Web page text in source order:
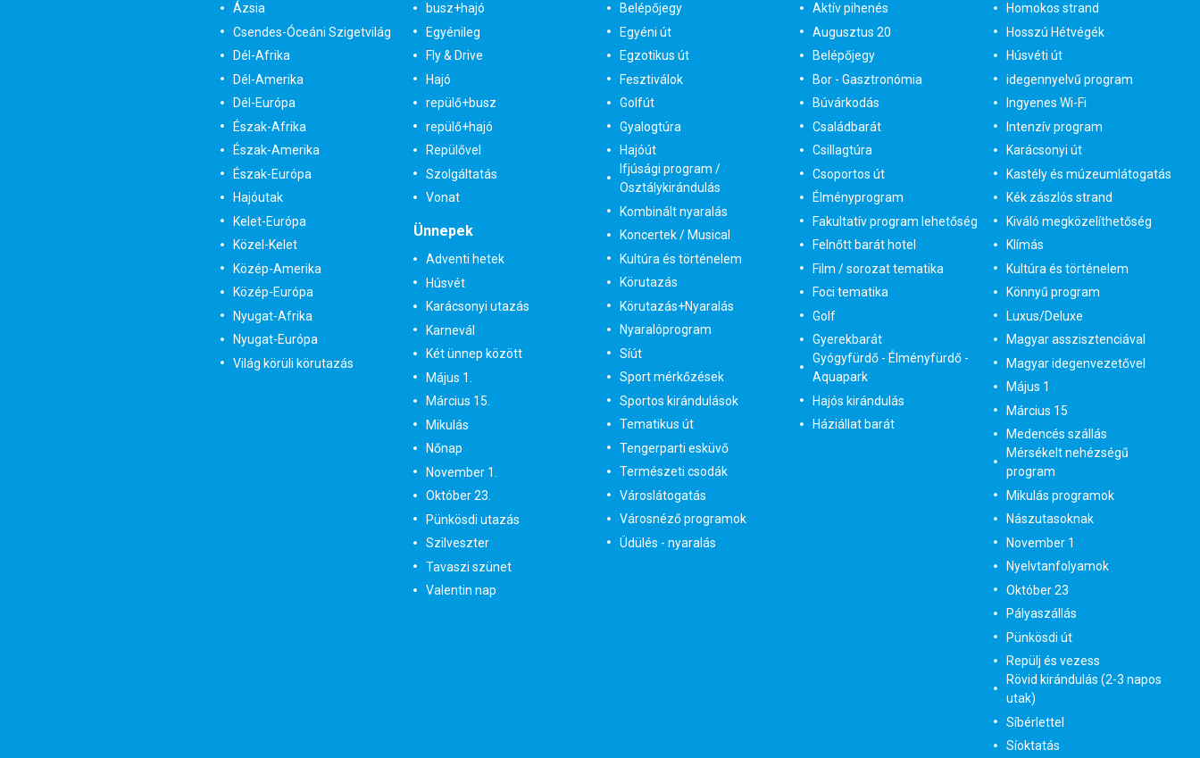
Ázsia
Csendes-Óceáni Szigetvilág
Dél-Afrika
Dél-Amerika
Dél-Európa
Észak-Afrika
Észak-Amerika
Észak-Európa
Hajóutak
Kelet-Európa
Közel-Kelet
Közép-Amerika
Közép-Európa
Nyugat-Afrika
Nyugat-Európa
Világ körüli körutazás
busz+hajó
Egyénileg
Fly & Drive
Hajó
repülő+busz
repülő+hajó
Repülővel
Szolgáltatás
Vonat
Ünnepek
Adventi hetek
Húsvét
Karácsonyi utazás
Karnevál
Két ünnep között
Május 1.
Március 15.
Mikulás
Nőnap
November 1.
Október 23.
Pünkösdi utazás
Szilveszter
Tavaszi szünet
Valentin nap
Belépőjegy
Egyéni út
Egzotikus út
Fesztiválok
Golfút
Gyalogtúra
Hajóút
Ifjúsági program /
Osztálykirándulás
Kombinált nyaralás
Koncertek / Musical
Kultúra és történelem
Körutazás
Körutazás+Nyaralás
Nyaralóprogram
Síút
Sport mérkőzések
Sportos kirándulások
Tematikus út
Tengerparti esküvő
Természeti csodák
Városlátogatás
Városnéző programok
Üdülés - nyaralás
Aktív pihenés
Augusztus 20
Belépőjegy
Bor - Gasztronómia
Búvárkodás
Családbarát
Csillagtúra
Csoportos út
Élményprogram
Fakultatív program lehetőség
Felnőtt barát hotel
Film / sorozat tematika
Foci tematika
Golf
Gyerekbarát
Gyógyfürdő - Élményfürdő -
Aquapark
Hajós kirándulás
Háziállat barát
Homokos strand
Hosszú Hétvégék
Húsvéti út
idegennyelvű program
Ingyenes Wi-Fi
Intenzív program
Karácsonyi út
Kastély és múzeumlátogatás
Kék zászlós strand
Kiváló megközelíthetőség
Klímás
Kultúra és történelem
Könnyű program
Luxus/Deluxe
Magyar asszisztenciával
Magyar idegenvezetővel
Május 1
Március 15
Medencés szállás
Mérsékelt nehézségű
program
Mikulás programok
Nászutasoknak
November 1
Nyelvtanfolyamok
Október 23
Pályaszállás
Pünkösdi út
Repülj és vezess
Rövid kirándulás (2-3 napos
utak)
Síbérlettel
Síoktatás